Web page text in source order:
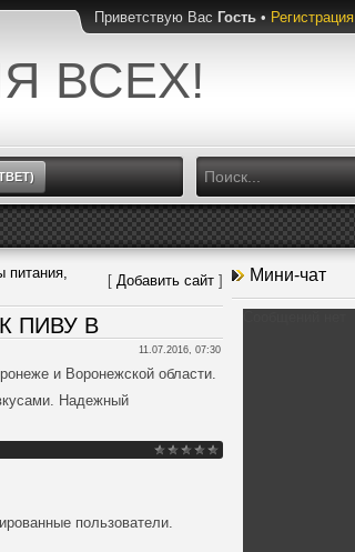
Приветствую Вас Гость • Регистрация
ВСЕХ!
питания,
[ Добавить сайт ]
ПИВУ В
11.07.2016, 07:30
и Воронежской области.
Надежный
пользователи.
Мини-чат